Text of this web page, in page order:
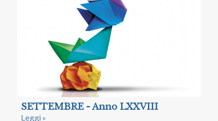
SETTEMBRE - Anno LXXVIII
Leggi »